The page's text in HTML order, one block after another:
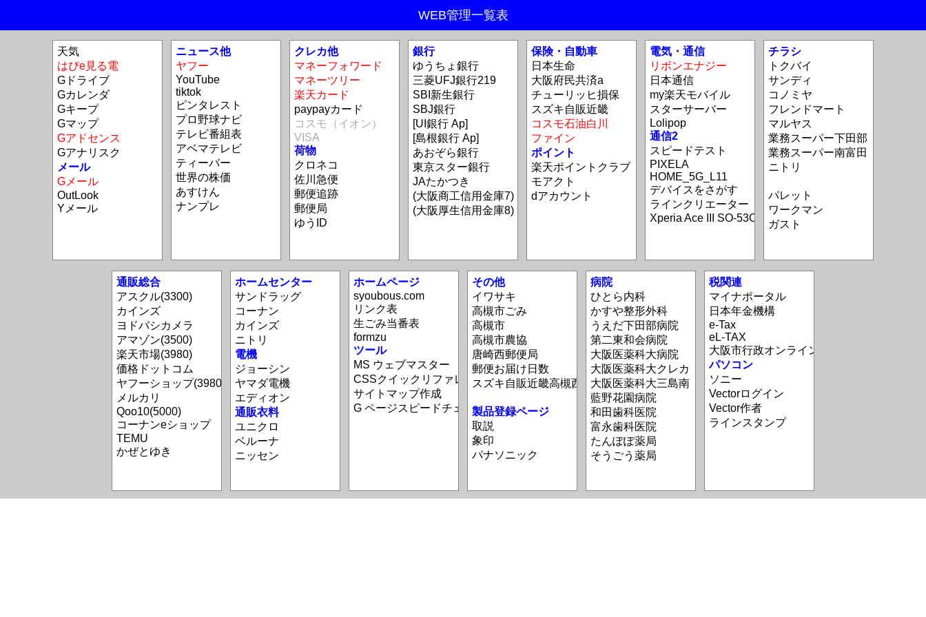
WEB管理一覧表
天気
はぴe見る電
Gドライブ
Gカレンダ
Gキープ
Gマップ
Gアドセンス
Gアナリスク
メール
Gメール
OutLook
Yメール
ニュース他
ヤフー
YouTube
tiktok
ピンタレスト
プロ野球ナビ
テレビ番組表
アベマテレビ
ティーバー
世界の株価
あすけん
ナンプレ
クレカ他
マネーフォワード
マネーツリー
楽天カード
paypayカード
コスモ（イオン）
VISA
荷物
クロネコ
佐川急便
郵便追跡
郵便局
ゆうID
銀行
ゆうちょ銀行
三菱UFJ銀行219
SBI新生銀行
SBJ銀行
[UI銀行 Ap]
[島根銀行 Ap]
あおぞら銀行
東京スター銀行
JAたかつき
(大阪商工信用金庫7)
(大阪厚生信用金庫8)
保険・自動車
日本生命
大阪府民共済a
チューリッヒ損保
スズキ自販近畿
コスモ石油白川
ファイン
ポイント
楽天ポイントクラブ
モアクト
dアカウント
電気・通信
リボンエナジー
日本通信
my楽天モバイル
スターサーバー
Lolipop
通信2
スピードテスト
PIXELA
HOME_5G_L11
デバイスをさがす
ラインクリエーター
Xperia Ace III SO-53C
チラシ
トクバイ
サンディ
コノミヤ
フレンドマート
マルヤス
業務スーパー下田部
業務スーパー南富田
ニトリ
パレット
ワークマン
ガスト
通販総合
アスクル(3300)
カインズ
ヨドバシカメラ
アマゾン(3500)
楽天市場(3980)
価格ドットコム
ヤフーショップ(3980)
メルカリ
Qoo10(5000)
コーナンeショップ
TEMU
かぜとゆき
ホームセンター
サンドラッグ
コーナン
カインズ
ニトリ
電機
ジョーシン
ヤマダ電機
エディオン
通販衣料
ユニクロ
ベルーナ
ニッセン
ホームページ
syoubous.com
リンク表
生ごみ当番表
formzu
ツール
MS ウェブマスター
CSSクイックリファレンス
サイトマップ作成
G ページスピードチェック
その他
イワサキ
高槻市ごみ
高槻市
高槻市農協
唐崎西郵便局
郵便お届け日数
スズキ自販近畿高槻西
製品登録ページ
取説
象印
パナソニック
病院
ひとら内科
かすや整形外科
うえだ下田部病院
第二東和会病院
大阪医薬科大病院
大阪医薬科大クレカ
大阪医薬科大三島南
藍野花園病院
和田歯科医院
富永歯科医院
たんぽぽ薬局
そうごう薬局
税関連
マイナポータル
日本年金機構
e-Tax
eL-TAX
大阪市行政オンライン
パソコン
ソニー
Vectorログイン
Vector作者
ラインスタンプ